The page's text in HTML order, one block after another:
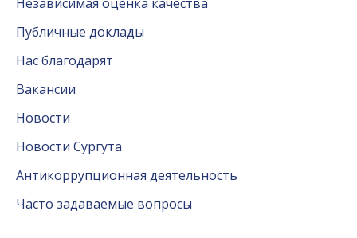
Публичные доклады
Нас благодарят
Вакансии
Новости
Новости Сургута
Антикоррупционная деятельность
Часто задаваемые вопросы